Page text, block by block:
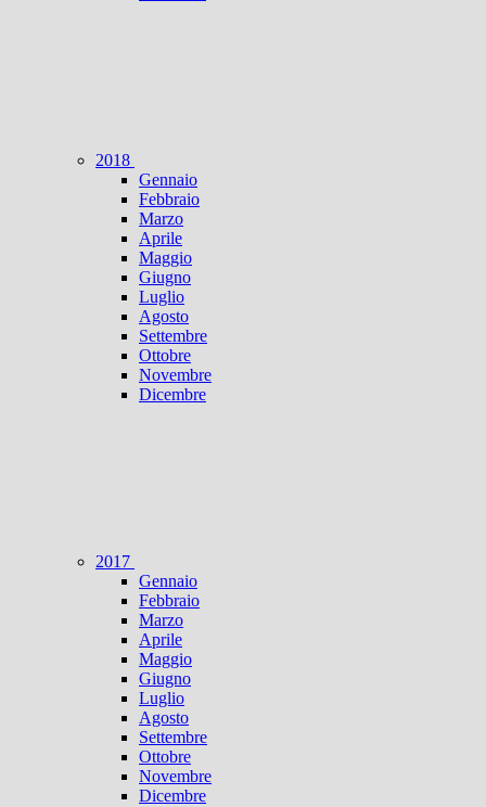
2018
Gennaio
Febbraio
Marzo
Aprile
Maggio
Giugno
Luglio
Agosto
Settembre
Ottobre
Novembre
Dicembre
2017
Gennaio
Febbraio
Marzo
Aprile
Maggio
Giugno
Luglio
Agosto
Settembre
Ottobre
Novembre
Dicembre